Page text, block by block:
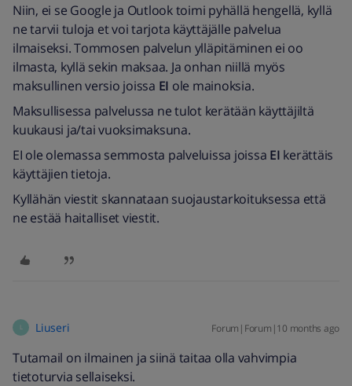
Niin, ei se Google ja Outlook toimi pyhällä hengellä, kyllä
ne tarvii tuloja et voi tarjota käyttäjälle palvelua
ilmaiseksi. Tommosen palvelun ylläpitäminen ei oo
ilmasta, kyllä sekin maksaa. Ja onhan niillä myös
maksullinen versio joissa EI ole mainoksia.
Maksullisessa palvelussa ne tulot kerätään käyttäjiltä
kuukausi ja/tai vuoksimaksuna.
EI ole olemassa semmosta palveluissa joissa EI kerättäis
käyttäjien tietoja.
Kyllähän viestit skannataan suojaustarkoituksessa että
ne estää haitalliset viestit.
L Liuseri Forum|Forum|10 months ago
Tutamail on ilmainen ja siinä taitaa olla vahvimpia
tietoturvia sellaiseksi.